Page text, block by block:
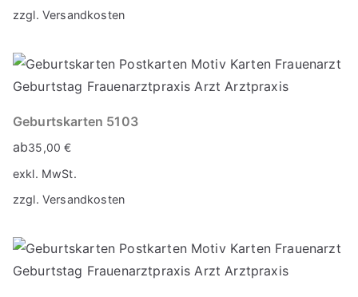
zzgl. Versandkosten
Geburtskarten 5103
ab35,00€
exkl. MwSt.
zzgl. Versandkosten